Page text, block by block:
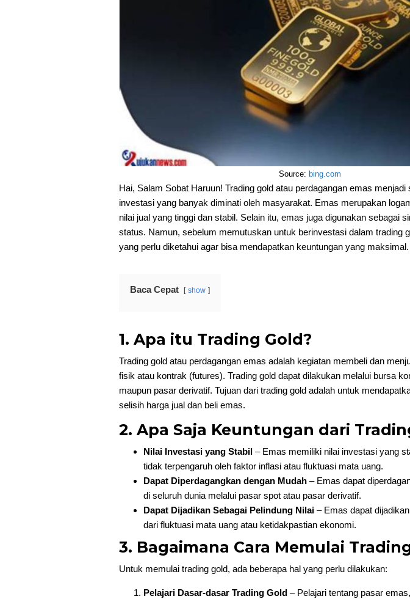
Source: bing.com
Hai, Salam Sobat Haruun! Trading gold atau perdagangan emas menjadi
investasi yang banyak diminati oleh masyarakat. Emas merupakan
nilai jual yang tinggi dan stabil. Selain itu, emas juga digunakan sebagai
status. Namun, sebelum memutuskan untuk berinvestasi dalam trading
yang perlu diketahui agar bisa mendapatkan keuntungan yang maksimal.
Baca Cepat show
1. Apa itu Trading Gold?
Trading gold atau perdagangan emas adalah kegiatan membeli dan
fisik atau kontrak (futures). Trading gold dapat dilakukan melalui bursa
maupun pasar derivatif. Tujuan dari trading gold adalah untuk
selisih harga jual dan beli emas.
2. Apa Saja Keuntungan dari
Nilai Investasi yang Stabil– Emas memiliki nilai investasi yang
tidak terpengaruh oleh faktor inflasi atau fluktuasi mata uang.
Dapat Diperdagangkan dengan Mudah– Emas dapat
di seluruh dunia melalui pasar spot atau pasar derivatif.
Dapat Dijadikan Sebagai Pelindung Nilai– Emas dapat
dari fluktuasi mata uang atau ketidakpastian ekonomi.
3. Bagaimana Cara Memulai
Untuk memulai trading gold, ada beberapa hal yang perlu dilakukan:
Pelajari Dasar-dasar Trading Gold– Pelajari tentang pasar